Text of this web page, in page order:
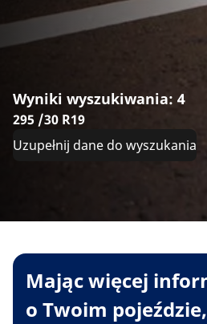
Wyniki wyszukiwania: 4
295 /30 R19
Uzupełnij dane do wyszukania
Mając więcej
o Twoim